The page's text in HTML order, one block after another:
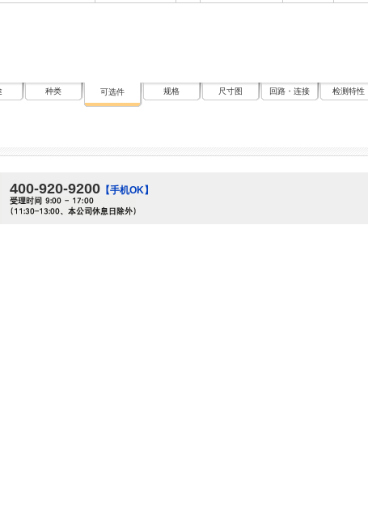
种类 可选件 规格 尺寸图 回路・连接 检测特性
400-920-9200【手机OK】